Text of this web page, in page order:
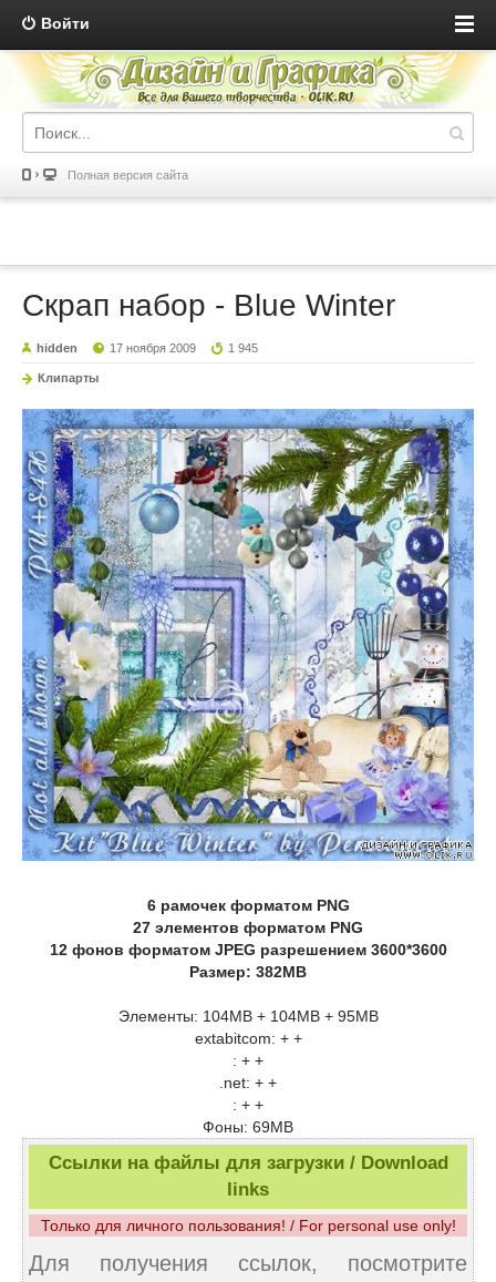
Войти
Полная версия сайта
Скрап набор - Blue Winter
hidden 17 ноября 2009 1 945
Клипарты
6 рамочек форматом PNG
27 элементов форматом PNG
12 фонов форматом JPEG разрешением 3600*3600
Размер: 382MB
Элементы: 104MB + 104MB + 95MB
extabitcom: + +
: + +
.net: + +
: + +
Фоны: 69MB
Ссылки на файлы для загрузки / Download
links
Только для личного пользования! / For personal use only!
Для получения ссылок, посмотрите